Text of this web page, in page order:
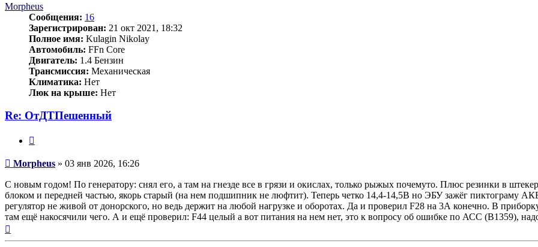
Morpheus
Сообщения: 16
Зарегистрирован: 21 окт 2021, 18:32
Полное имя: Kulagin Nikolay
Автомобиль: FFn Core
Двигатель: 1.4 Бензин
Трансмиссия: Механическая
Климатика: Нет
Люк на крыше: Нет
Re: ОтДТПешенный
Сообщение
Morpheus » 03 янв 2026, 16:26
С новым годом! По генератору: снял его, а там на гнезде все в грязи и окислах, только рыжых почемуто. Плюс резинки в
блоком и передней частью, якорь старый (на нем подшипник не люфтит). Теперь четко 14,4-14,5В но ЭБУ зажёг пиктограму
регулятор не живой от донорского, но ведь держит на любой нагрузке и оборотах. Да и проверил F28 на 3А конечно. В
там ещё накосячили чего. А и ещё проверил: F44 целый а вот питания на нем нет, это к вопросу об ошибке по АСС (В1359),